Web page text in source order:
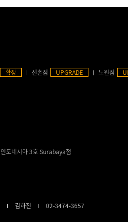
확장 신촌점 UPGRADE 노원점
인도네시아 3호 Surabaya점
김하진 02-3474-3657